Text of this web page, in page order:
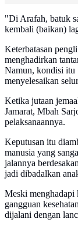
"Di Arafah, batuk
kembali (baikan)
Keterbatasan
menghadirkan
Namun, kondisi itu
menyelesaikan
Ketika jutaan
Jamarat, Mbah
pelaksanaannya.
Keputusan itu
manusia yang
jalannya
jadi dibadalkan
Meski menghadapi
gangguan
dijalani dengan